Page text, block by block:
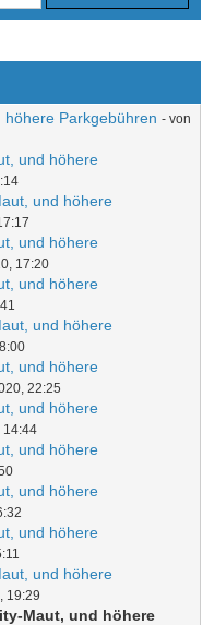
höhere Parkgebühren - von
und höhere
und höhere
und höhere
17:20
und höhere
und höhere
und höhere
22:25
und höhere
14:44
und höhere
und höhere
und höhere
und höhere
19:29
Maut, und höhere